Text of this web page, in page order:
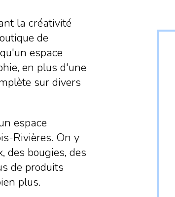
la créativité
de
espace
en plus d'une
sur divers
espace
Rivières. On y
des bougies, des
de produits
plus.